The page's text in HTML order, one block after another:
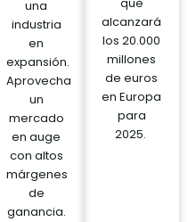
una
industria
en
expansión.
Aprovecha
un
mercado
en auge
con altos
márgenes
de
ganancia.
que
alcanzará
los 20.000
millones
de euros
en Europa
para
2025.